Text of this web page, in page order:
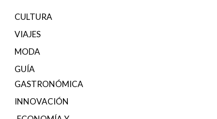
CULTURA
VIAJES
MODA
GUÍA
GASTRONÓMICA
INNOVACIÓN